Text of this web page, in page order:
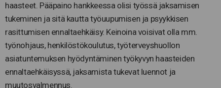
haasteet. Pääpaino hankkeessa olisi työssä jaksamisen
tukeminen ja sitä kautta työuupumisen ja psyykkisen
rasittumisen ennaltaehkäisy. Keinoina voisivat olla mm.
työnohjaus, henkilöstökoulutus, työterveyshuollon
asiatuntemuksen hyödyntäminen työkyvyn haasteiden
ennaltaehkäisyssä, jaksamista tukevat luennot ja
muutosvalmennus.